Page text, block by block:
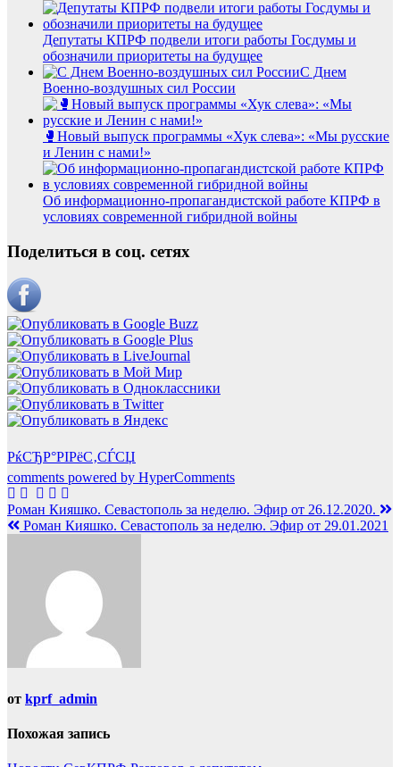
Депутаты КПРФ подвели итоги работы Госдумы и
обозначили приоритеты на будущее
С Днем
Военно-воздушных сил России
🥊Новый выпуск программы «Хук слева»: «Мы русские
и Ленин с нами!»
Об информационно-пропагандистской работе КПРФ в
условиях современной гибридной войны
Поделиться в соц. сетях
РќСЂР°РІРёС‚СЃСЏ
comments powered by HyperComments
Навигация
по
Роман Кияшко. Севастополь за неделю. Эфир от 26.12.2020.
Роман Кияшко. Севастополь за неделю. Эфир от 29.01.2021
от kprf_admin
Похожая запись